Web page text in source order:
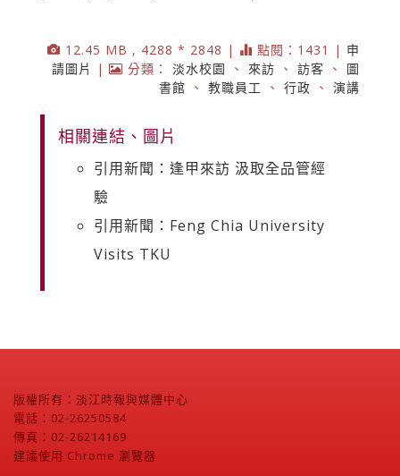
12.45 MB , 4288 * 2848 | 點閱：1431 | 申
請圖片
| 分類： 淡水校園 、 來訪 、 訪客 、 圖
書館 、 教職員工 、 行政 、 演講
相關連結、圖片
引用新聞：逢甲來訪 汲取全品管經
驗
引用新聞：Feng Chia University
Visits TKU
版權所有：淡江時報與媒體中心
電話：02-26250584
傳真：02-26214169
建議使用 Chrome 瀏覽器